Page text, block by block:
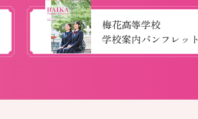
梅花高等学校
学校案内パンフレット